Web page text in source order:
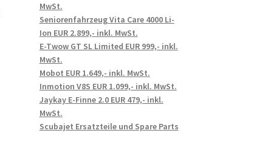
MwSt.
Seniorenfahrzeug Vita Care 4000 Li-
Ion EUR 2.899,- inkl. MwSt.
E-Twow GT SL Limited EUR 999,- inkl.
MwSt.
Mobot EUR 1.649,- inkl. MwSt.
Inmotion V8S EUR 1.099,- inkl. MwSt.
Jaykay E-Finne 2.0 EUR 479,- inkl.
MwSt.
Scubajet Ersatzteile und Spare Parts